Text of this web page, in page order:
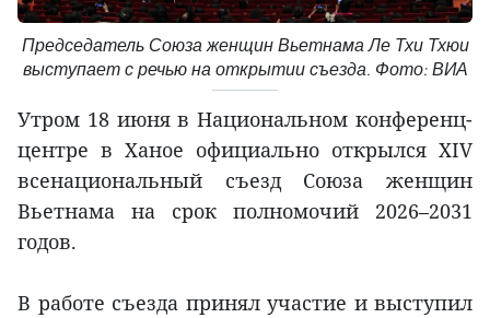
Председатель Союза женщин Вьетнама Ле Тхи Тхюи
выступает с речью на открытии съезда. Фото: ВИА
Утром 18 июня в Национальном конференц-
центре в Ханое официально открылся XIV
всенациональный съезд Союза женщин
Вьетнама на срок полномочий 2026–2031
годов.
В работе съезда принял участие и выступил